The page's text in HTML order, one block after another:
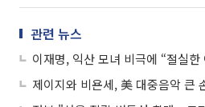
관련 뉴스
이재명, 익산 모녀 비극에 “절실